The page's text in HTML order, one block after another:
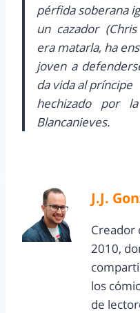
pérfida soberana
un cazador
era matarla, ha
joven a
da vida al príncipe
hechizado por
Blancanieves.
J.J.
Creador
2010,
los
de